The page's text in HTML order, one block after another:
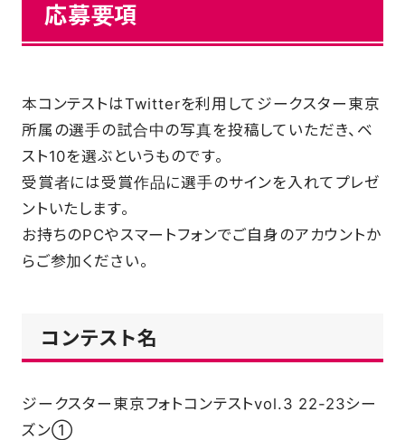
応募要項
本コンテストはTwitterを利用してジークスター東京
所属の選手の試合中の写真を投稿していただき、ベ
スト10を選ぶというものです。
受賞者には受賞作品に選手のサインを入れてプレゼ
ントいたします。
お持ちのPCやスマートフォンでご自身のアカウントか
らご参加ください。
コンテスト名
ジークスター東京フォトコンテストvol.3 22-23シー
ズン①